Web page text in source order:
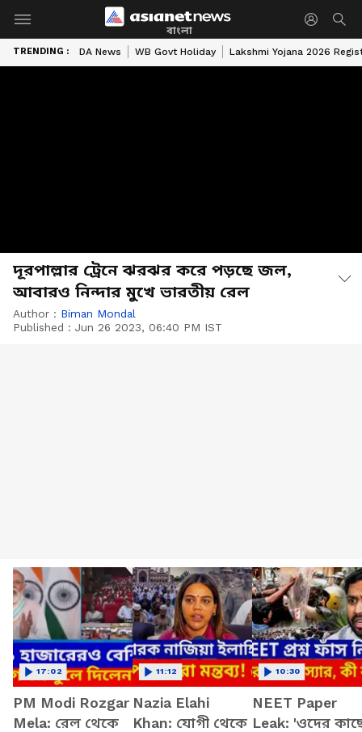
বাংলা
TRENDING : DA News WB Govt Holiday Lakshmi Yojana 2026
দূরপাল্লার ট্রেনে ঝরঝর করে পড়ছে জল,
আবারও নিন্দার মুখে ভারতীয় রেল
Author : Biman Mondal
Published : Jun 26 2023, 06:40 PM IST
PM Modi Rozgar
Mela: রেল থেকে
17:02
Nazia Elahi
Khan: যোগী থেকে
11:12
NEET Paper
Leak: 'ওদের
10:30